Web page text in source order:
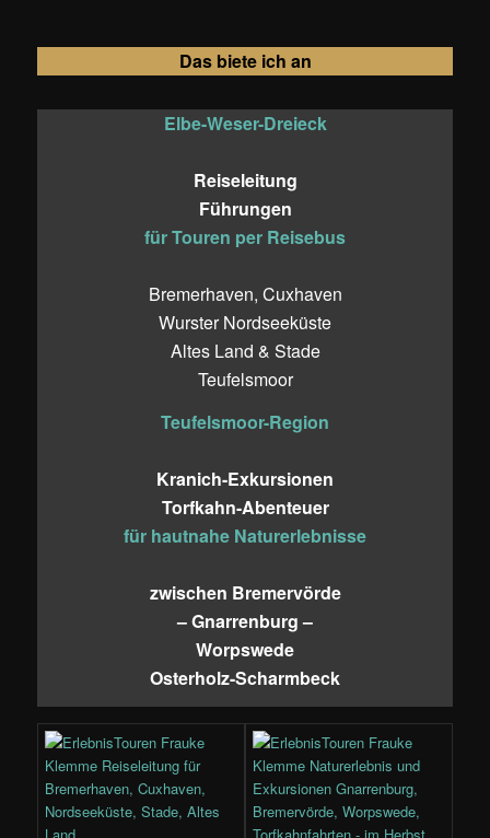
Das biete ich an
Elbe-Weser-Dreieck
Reiseleitung
Führungen
für Touren per Reisebus
Bremerhaven, Cuxhaven
Wurster Nordseeküste
Altes Land & Stade
Teufelsmoor
Teufelsmoor-Region
Kranich-Exkursionen
Torfkahn-Abenteuer
für hautnahe Naturerlebnisse
zwischen Bremervörde
– Gnarrenburg –
Worpswede
Osterholz-Scharmbeck